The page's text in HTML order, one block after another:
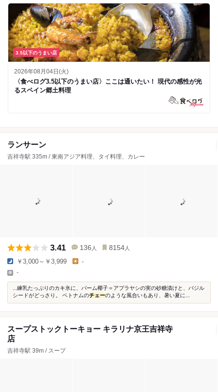
3.5以下のうまい店
2026年08月04日(火)
〈食べログ3.5以下のうまい店〉ここは通いたい！ 現代の感性が光
るスペイン郷土料理
ランサーン
吉祥寺駅 335m / 東南アジア料理、タイ料理、カレー
3.41 136 人 8154 人
￥3,000～￥3,999 -
-
...練乳たっぷりのカキ氷に、パーム椰子＝アブラヤシの実の砂糖漬けと、バジル
シードがどっさり。 ベトナムのチェーのような風合いもあり、暑い夏に...
スープストックトーキョー キラリナ京王吉祥寺
店
吉祥寺駅 39m / スープ